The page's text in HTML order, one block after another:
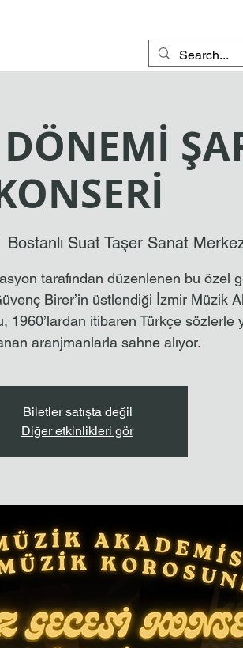
Bostanlı Suat Taşer Sanat
tarafından düzenlenen bu özel
Birer’in üstlendiği İzmir Müzik
1960’lardan itibaren Türkçe sözlerle
aranjmanlarla sahne alıyor.
Biletler satışta değil
Diğer etkinlikleri gör